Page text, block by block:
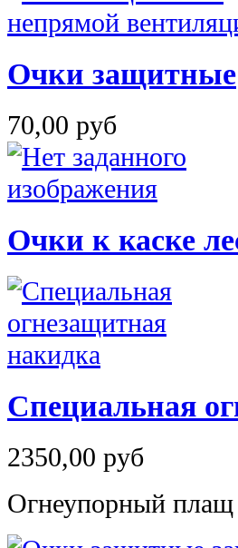
Очки защитные
70,00 руб
Очки к каске
Специальная
2350,00 руб
Огнеупорный плащ